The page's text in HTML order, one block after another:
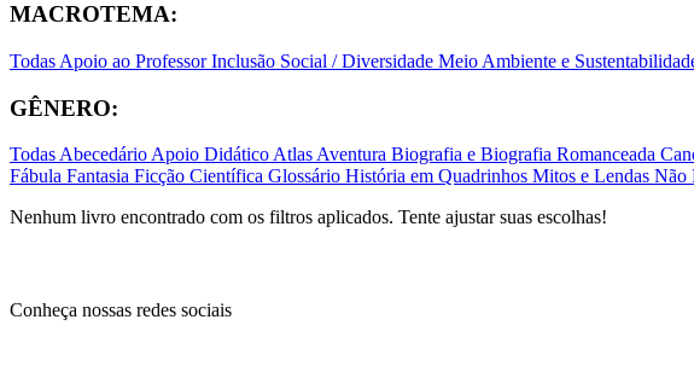
MACROTEMA:
Todas Apoio ao ProfessorInclusão Social / Diversidade Meio Ambiente e
GÊNERO:
TodasAbecedárioApoio DidáticoAtlasAventura Biografia e Biografia Romanceada
Fábula Fantasia Ficção Científica Glossário História em Quadrinhos Mitos e Lendas Não
Nenhum livro encontrado com os filtros aplicados. Tente ajustar suas escolhas!
Conheça nossas redes sociais